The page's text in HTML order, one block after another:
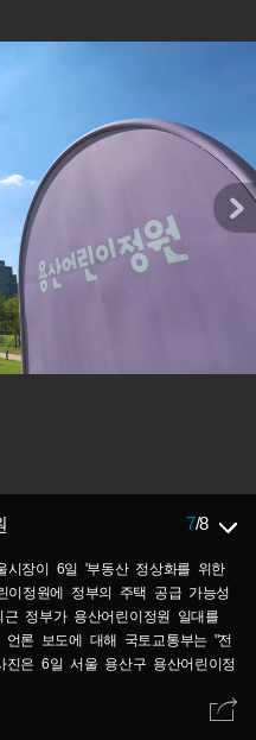
7/8
시장이 6일 '부동산 정상화를 위한
이정원에 정부의 주택 공급 가능성
정부가 용산어린이정원 일대를
론 보도에 대해 국토교통부는 "전
은 6일 서울 용산구 용산어린이정